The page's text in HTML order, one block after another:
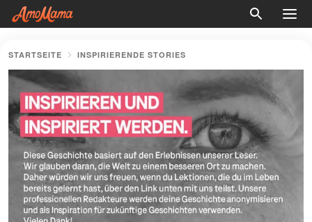
STARTSEITE INSPIRIERENDE STORIES